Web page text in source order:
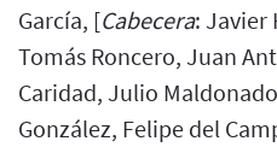
García, [Cabecera: Javier
Tomás Roncero, Juan
Caridad, Julio
González, Felipe del